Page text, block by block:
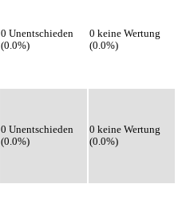
0 Unentschieden
(0.0%)
0 keine Wertung
(0.0%)
0 Unentschieden
(0.0%)
0 keine Wertung
(0.0%)